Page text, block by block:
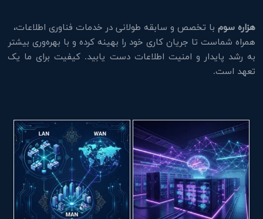
هزاره سوم با تخصص و سابقه طولانی در خدمات فناوری اطلاعات،
همراه شماست تا جریان کاری خود را بهینه کرده و با بهره‌وری بیشتر
به رشد پایدار و امنیت اطلاعات دست یابید. کیفیت برای ما یک
تعهد است.